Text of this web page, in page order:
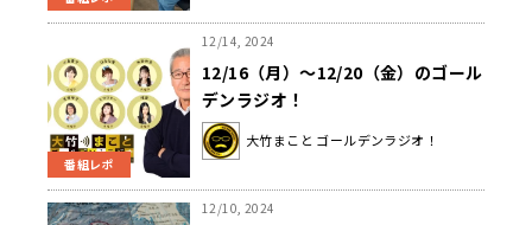
番組レポ
12/14, 2024
12/16（月）～12/20（金）のゴール
デンラジオ！
大竹まこと ゴールデンラジオ！
12/10, 2024